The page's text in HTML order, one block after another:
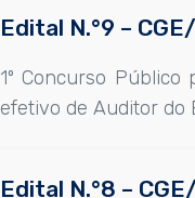
Edital N.°9 –
1º Concurso
efetivo de Auditor do
Edital N.°8 –